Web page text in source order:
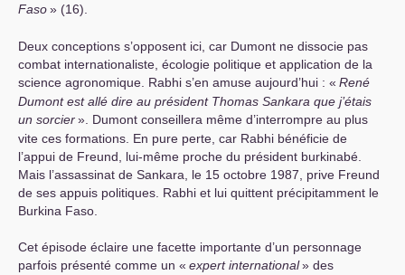
Faso» (16).
Deux conceptions s’opposent ici, car Dumont ne dissocie pas
combat internationaliste, écologie politique et application de la
science agronomique. Rabhi s’en amuse aujourd’hui : « René
Dumont est allé dire au président Thomas Sankara que j’étais
un sorcier». Dumont conseillera même d’interrompre au plus
vite ces formations. En pure perte, car Rabhi bénéficie de
l’appui de Freund, lui-même proche du président burkinabé.
Mais l’assassinat de Sankara, le 15 octobre 1987, prive Freund
de ses appuis politiques. Rabhi et lui quittent précipitamment le
Burkina Faso.
Cet épisode éclaire une facette importante d’un personnage
parfois présenté comme un « expert international» des